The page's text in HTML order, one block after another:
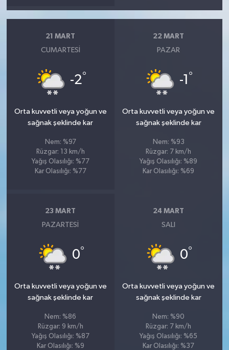
21 MART
CUMARTESI
-2°
Orta kuvvetli veya yoğun ve
sağnak şeklinde kar
Nem: %97
Rüzgar: 13 km/h
Yağış Olasılığı: %77
Kar Olasılığı: %77
22 MART
PAZAR
-1 °
Orta kuvvetli veya yoğun ve
sağnak şeklinde kar
Nem: %93
Rüzgar: 7 km/h
Yağış Olasılığı: %89
Kar Olasılığı: %69
23 MART
PAZARTESI
0°
Orta kuvvetli veya yoğun ve
sağnak şeklinde kar
Nem: %86
Rüzgar: 9 km/h
Yağış Olasılığı: %87
Kar Olasılığı: %9
24 MART
SALI
0°
Orta kuvvetli veya yoğun ve
sağnak şeklinde kar
Nem: %90
Rüzgar: 7 km/h
Yağış Olasılığı: %65
Kar Olasılığı: %37